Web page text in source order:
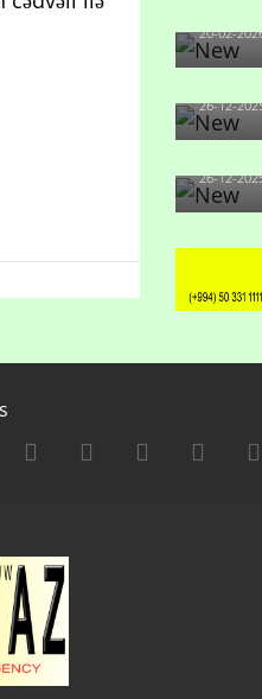
20-02-
Məni
26-12-
-Ay
bilirsən
26-12-